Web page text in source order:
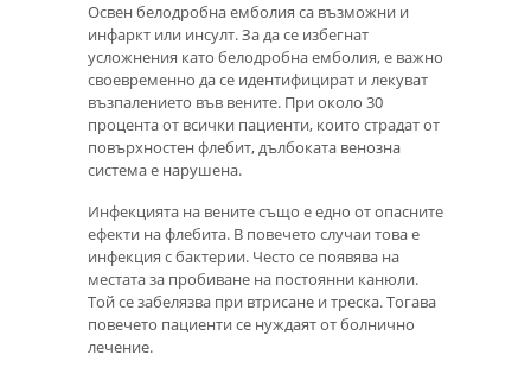
Освен белодробна емболия са възможни и
инфаркт или инсулт. За да се избегнат
усложнения като белодробна емболия, е важно
своевременно да се идентифицират и лекуват
възпалението във вените. При около 30
процента от всички пациенти, които страдат от
повърхностен флебит, дълбоката венозна
система е нарушена.
Инфекцията на вените също е едно от опасните
ефекти на флебита. В повечето случаи това е
инфекция с бактерии. Често се появява на
местата за пробиване на постоянни канюли.
Той се забелязва при втрисане и треска. Тогава
повечето пациенти се нуждаят от болнично
лечение.